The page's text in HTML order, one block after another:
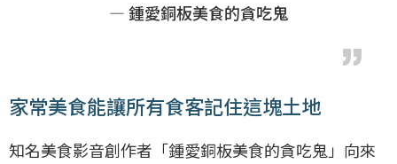
— 鍾愛銅板美食的貪吃鬼
家常美食能讓所有食客記住這塊土地
知名美食影音創作者「鍾愛銅板美食的貪吃鬼」向來